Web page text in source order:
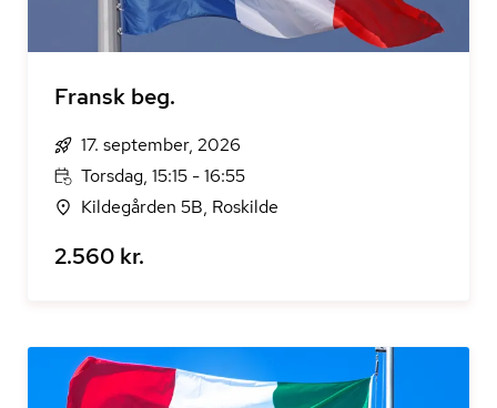
Fransk beg.
17. september, 2026
Torsdag, 15:15 - 16:55
Kildegården 5B, Roskilde
2.560 kr.